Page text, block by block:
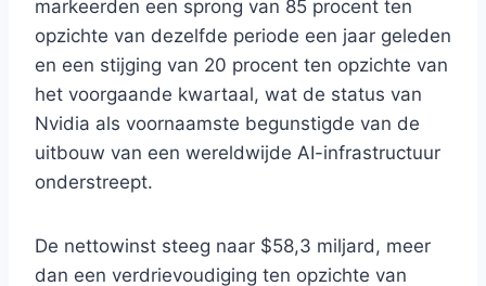
markeerden een sprong van 85 procent ten
opzichte van dezelfde periode een jaar geleden
en een stijging van 20 procent ten opzichte van
het voorgaande kwartaal, wat de status van
Nvidia als voornaamste begunstigde van de
uitbouw van een wereldwijde AI-infrastructuur
onderstreept.
De nettowinst steeg naar $58,3 miljard, meer
dan een verdrievoudiging ten opzichte van